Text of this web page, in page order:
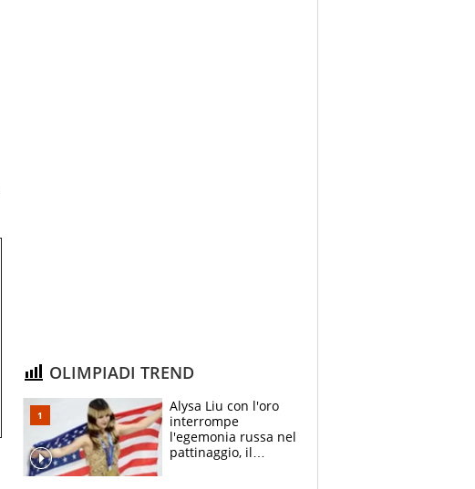
OLIMPIADI TREND
Alysa Liu con l'oro
interrompe
l'egemonia russa nel
pattinaggio, il